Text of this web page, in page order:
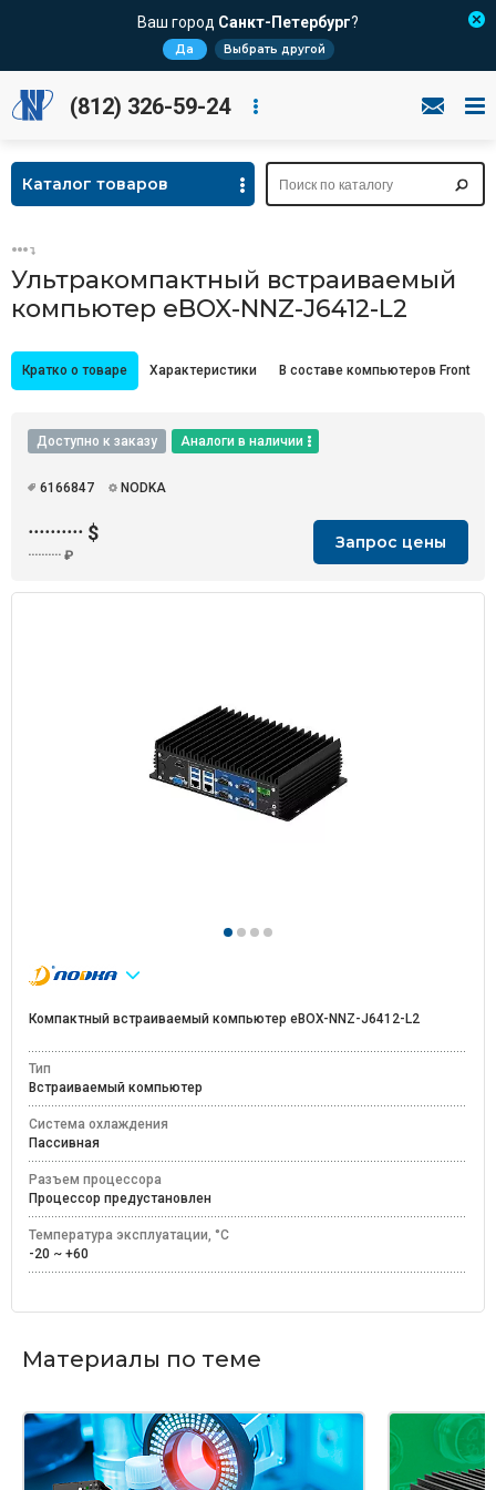
Ваш город Санкт-Петербург?
Да Выбрать другой
(812) 326-59-24
Каталог товаров
Ультракомпактный встраиваемый
компьютер eBOX-NNZ-J6412-L2
Кратко о товаре Характеристики В составе компьютеров Front
Доступно к заказу Аналоги в наличии
6166847 NODKA
·········· $
·········· ₽
Запрос цены
Компактный встраиваемый компьютер eBOX-NNZ-J6412-L2
Тип
Встраиваемый компьютер
Система охлаждения
Пассивная
Разъем процессора
Процессор предустановлен
Температура эксплуатации, °C
-20 ~ +60
Материалы по теме